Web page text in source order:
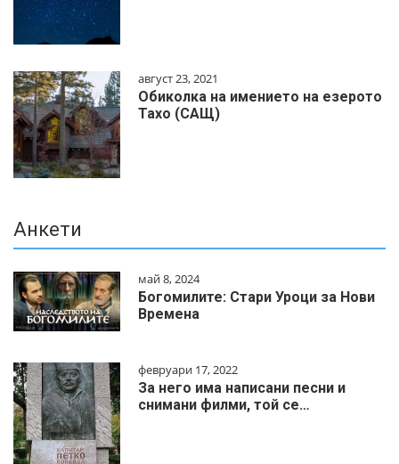
август 23, 2021
Обиколка на имението на езерото
Тахо (САЩ)
Анкети
май 8, 2024
Богомилите: Стари Уроци за Нови
Времена
февруари 17, 2022
За него има написани песни и
снимани филми, той се…